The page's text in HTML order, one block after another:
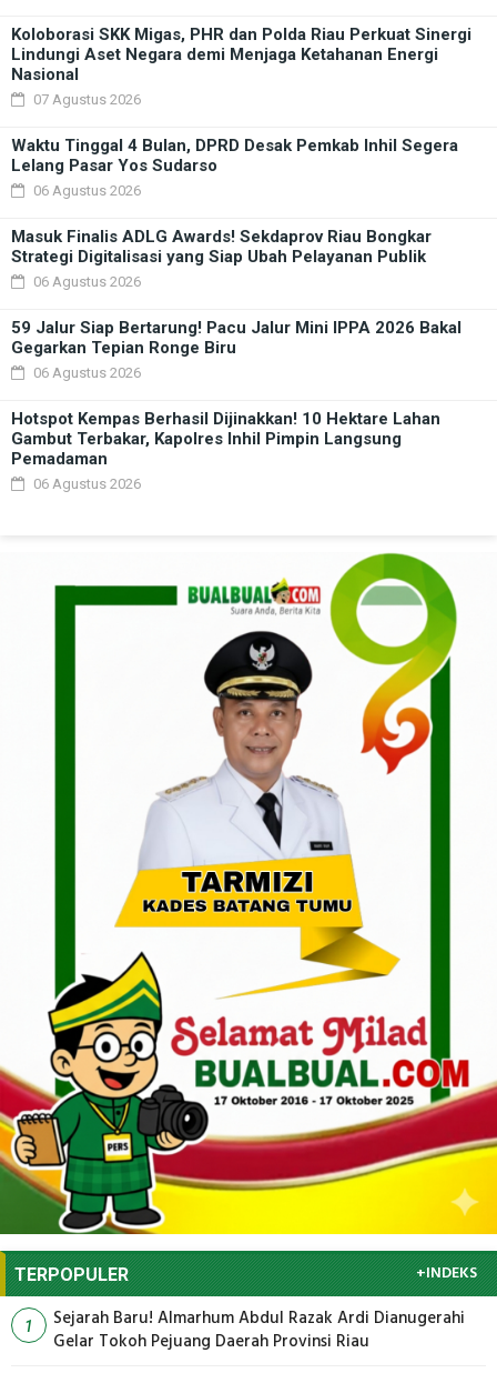
Koloborasi SKK Migas, PHR dan Polda Riau Perkuat Sinergi
Lindungi Aset Negara demi Menjaga Ketahanan Energi
Nasional
07 Agustus 2026
Waktu Tinggal 4 Bulan, DPRD Desak Pemkab Inhil Segera
Lelang Pasar Yos Sudarso
06 Agustus 2026
Masuk Finalis ADLG Awards! Sekdaprov Riau Bongkar
Strategi Digitalisasi yang Siap Ubah Pelayanan Publik
06 Agustus 2026
59 Jalur Siap Bertarung! Pacu Jalur Mini IPPA 2026 Bakal
Gegarkan Tepian Ronge Biru
06 Agustus 2026
Hotspot Kempas Berhasil Dijinakkan! 10 Hektare Lahan
Gambut Terbakar, Kapolres Inhil Pimpin Langsung
Pemadaman
06 Agustus 2026
TERPOPULER +INDEKS
1
Sejarah Baru! Almarhum Abdul Razak Ardi Dianugerahi
Gelar Tokoh Pejuang Daerah Provinsi Riau